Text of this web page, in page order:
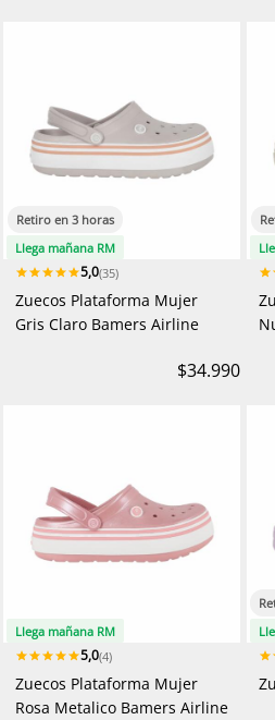
Retiro en 3 horas
Llega mañana RM
5,0(35)
Zuecos Plataforma Mujer
Gris Claro Bamers Airline
$34.990
Llega mañana RM
5,0(4)
Zuecos Plataforma Mujer
Rosa Metalico Bamers Airline